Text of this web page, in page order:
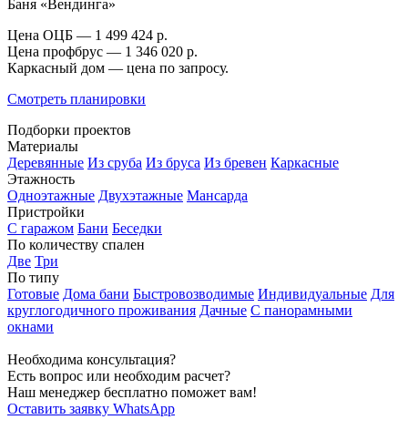
Баня «Вендинга»
Цена ОЦБ — 1 499 424 р.
Цена профбрус — 1 346 020 р.
Каркасный дом — цена по запросу.
Смотреть планировки
Подборки проектов
Материалы
Деревянные Из сруба Из бруса Из бревен Каркасные
Этажность
Одноэтажные Двухэтажные Мансарда
Пристройки
С гаражом Бани Беседки
По количеству спален
Две Три
По типу
Готовые Дома бани Быстровозводимые Индивидуальные Для
круглогодичного проживания Дачные С панорамными
окнами
Необходима консультация?
Есть вопрос или необходим расчет?
Наш менеджер бесплатно поможет вам!
Оставить заявку WhatsApp